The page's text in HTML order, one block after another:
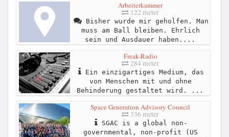
Arbeiterkammer
122 meter
Bisher wurde mir geholfen. Man
muss am Ball bleiben. Ehrlich
sein und Ausdauer haben....
Freak-Radio
284 meter
Ein einzigartiges Medium, das
von Menschen mit und ohne
Behinderung gestaltet wird. ...
Space Generation Advisory Council
336 meter
SGAC is a global non-
governmental, non-profit (US